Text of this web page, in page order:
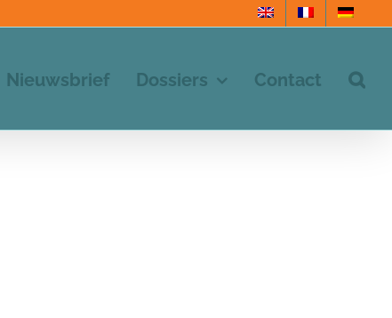
Nieuwsbrief Dossiers Contact